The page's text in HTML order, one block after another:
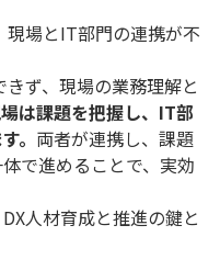
場とIT部門の連携が不
ず、現場の業務理解と
は課題を把握し、 IT部
。 両者が連携し、課題
で進めることで、実効
DX人材育成と推進の鍵と